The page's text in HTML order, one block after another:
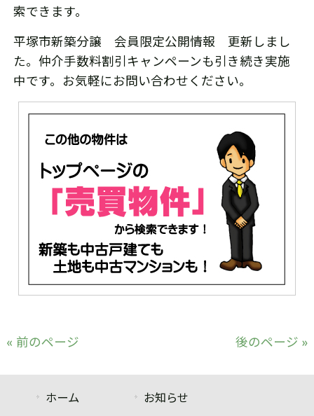
索できます。
平塚市新築分譲 会員限定公開情報 更新しまし
た。仲介手数料割引キャンペーンも引き続き実施
中です。お気軽にお問い合わせください。
« 前のページ 後のページ »
ホーム お知らせ